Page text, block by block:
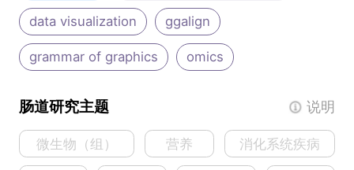
data visualization ggalign
grammar of graphics omics
肠道研究主题 说明
微生物（组） 营养 消化系统疾病